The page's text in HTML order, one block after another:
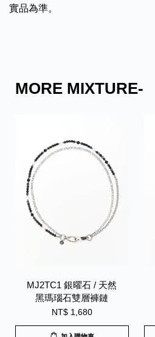
實品為準。
MORE MIXTURE-
MJ2TC1 銀曜石 / 天然
黑瑪瑙石雙層褲鏈
NT$ 1,680